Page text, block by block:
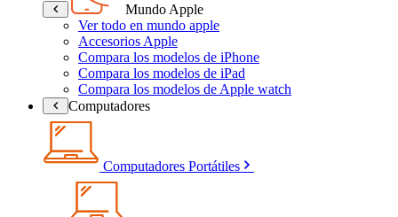
Mundo Apple
Ver todo en mundo apple
Accesorios Apple
Compara los modelos de iPhone
Compara los modelos de iPad
Compara los modelos de Apple watch
Computadores
Computadores Portátiles